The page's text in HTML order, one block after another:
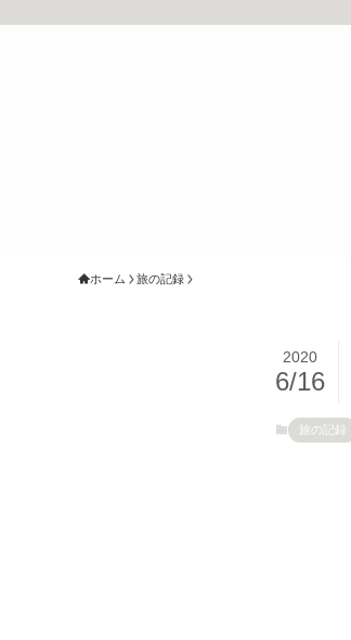
ホーム 旅の記録
2020
6/16
旅の記録